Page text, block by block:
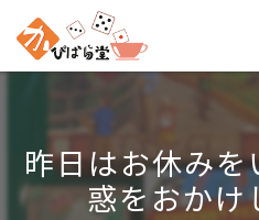
昨日はお休み
惑をおかけ